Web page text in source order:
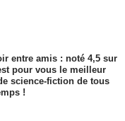
entre amis : noté 4,5 sur
pour vous le meilleur
science-fiction de tous
!